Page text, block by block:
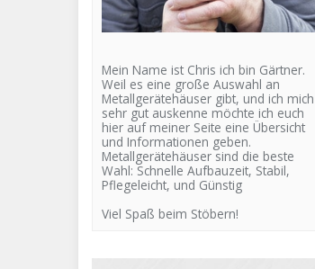
Mein Name ist Chris ich bin Gärtner.
Weil es eine große Auswahl an
Metallgerätehäuser gibt, und ich mich
sehr gut auskenne möchte ich euch
hier auf meiner Seite eine Übersicht
und Informationen geben.
Metallgerätehäuser sind die beste
Wahl: Schnelle Aufbauzeit, Stabil,
Pflegeleicht, und Günstig
Viel Spaß beim Stöbern!